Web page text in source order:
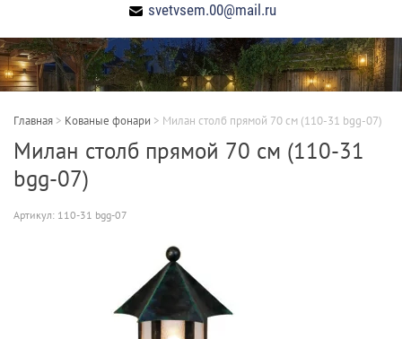
svetvsem.00@mail.ru
Главная > Кованые фонари > Милан столб прямой 70 см (110-31 bgg-07)
Милан столб прямой 70 см (110-31
bgg-07)
Артикул: 110-31 bgg-07